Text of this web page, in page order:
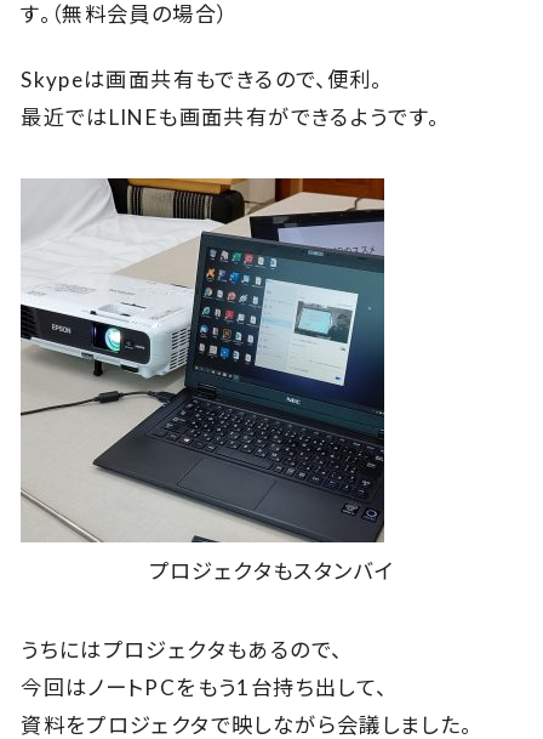
す。（無料会員の場合）
Skypeは画面共有もできるので、便利。
最近ではLINEも画面共有ができるようです。
プロジェクタもスタンバイ
うちにはプロジェクタもあるので、
今回はノートPCをもう1台持ち出して、
資料をプロジェクタで映しながら会議しました。